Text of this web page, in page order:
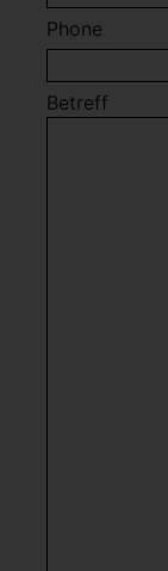
Phone
Betreff